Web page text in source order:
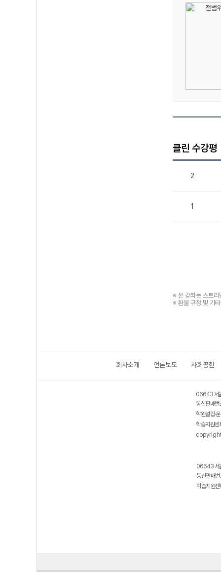
클린 수강평
2
1
※ 본 강좌는 스트리
※ 환불 규정 및 기
회사소개 언론보도 사회공헌
06643 서
통신판매
학원설립·
학습지원
06643 서
통신판매
학습지원